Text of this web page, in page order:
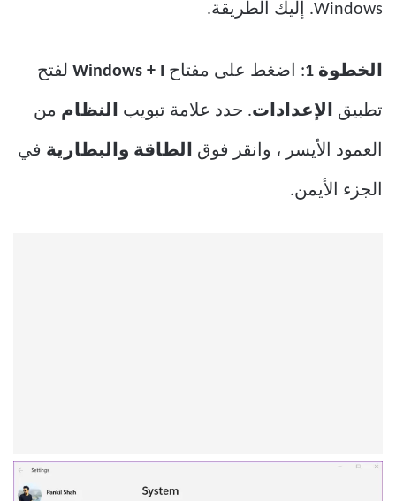
Windows. إليك الطريقة.
الخطوة 1 : اضغط على مفتاح لفتح
تطبيق الإعدادات. حدد علامة تبويب النظام من
العمود الأيسر ، وانقر فوق الطاقة والبطارية في
الجزء الأيمن.